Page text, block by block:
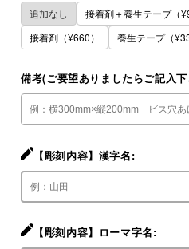
追加なし
接着剤＋養生テープ（
接着剤（¥660）
養生テープ（
備考(ご要望ありましたらご記入
【彫刻内容】漢字名:
【彫刻内容】ローマ字名: